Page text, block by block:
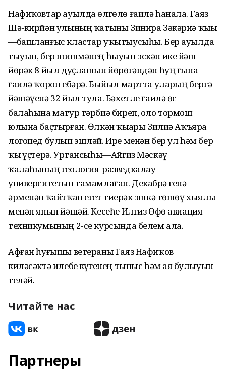
Нафиҡовтар ауылда өлгөлө ғаилә һанала. Fаяз
Шә-кирйән улының ҡатыны Зинира Зәкәриә ҡыҙы
—башланғыс кластар уҡытыусыһы. Бер ауылда
тыуып, бер шишмәнең һыуын эскән ике йәш
йөрәк 8 йыл дуҫлашып йөрөгәндән һуң ғына
ғаилә ҡороп ебәрә. Быйыл мартта уларҙың бергә
йәшәүенә 32 йыл тула. Бәхетле ғаилә өс
балаһына матур тәрбиә биреп, оло тормош
юлына баҫтырған. Өлкән ҡыҙҙары Зилиә Аҡъярҙа
логопед булып эшләй. Ире менән бер ул һәм бер
ҡыҙ үҫтерә. Уртансыһы—Айгиз Мәскәү
ҡалаһының геология-разведкалау
университетын тамамлаған. Декабрҙә генә
әрменән ҡайтҡан егет тиҙерәк эшкә төшөү хыялы
менән янып йәшәй. Кесеһе Илгиз Өфө авиация
техникумының 2-се курсында белем ала.
Афған һуғышы ветераны Fаяз Нафиҡов
киләсәктә илебеҙ күгенең тыныс һәм аяҙ булыуын
теләй.
Читайте нас
Партнеры